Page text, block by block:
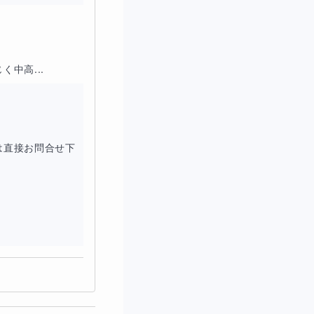
く中高...
接お問合せ下